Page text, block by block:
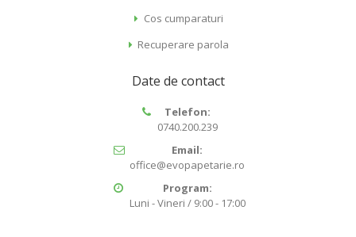
Cos cumparaturi
Recuperare parola
Date de contact
Telefon:
0740.200.239
Email:
office@evopapetarie.ro
Program:
Luni - Vineri / 9:00 - 17:00